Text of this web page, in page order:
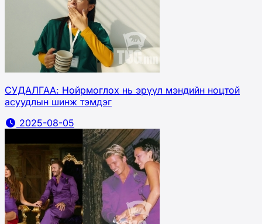
СУДАЛГАА: Нойрмоглох нь эрүүл мэндийн ноцтой
асуудлын шинж тэмдэг
2025-08-05